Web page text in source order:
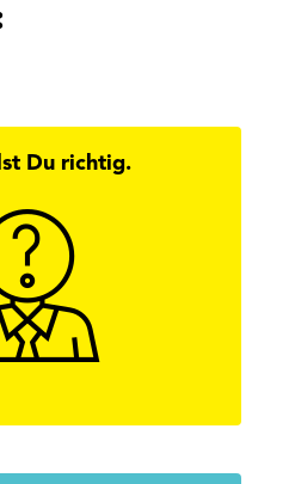
Du richtig.
alle Antworten zur
mehr erfahren